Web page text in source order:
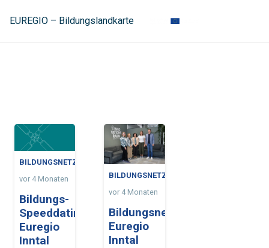
EUREGIO – Bildungslandkarte
BILDUNGSNETZWERK
vor 4 Monaten
Bildungs-
Speeddating
Euregio
Inntal
BILDUNGSNETZWERK
vor 4 Monaten
Bildungsnetzwerk
Euregio
Inntal